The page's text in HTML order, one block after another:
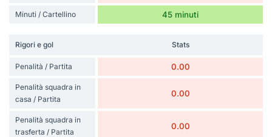
Minuti / Cartellino 45 minuti
Rigori e gol Stats
Penalità / Partita 0.00
Penalità squadra in
casa / Partita
0.00
Penalità squadra in
trasferta / Partita
0.00